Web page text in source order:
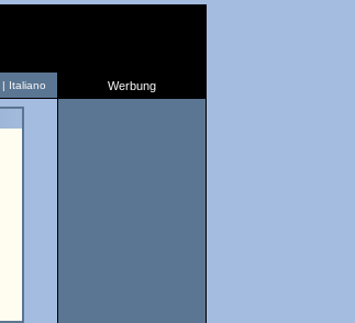
| Italiano Werbung